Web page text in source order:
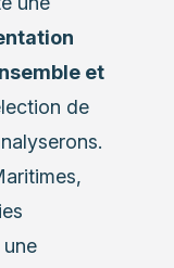
et
de